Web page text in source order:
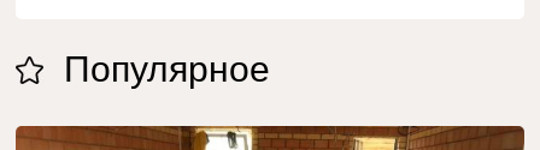
Популярное